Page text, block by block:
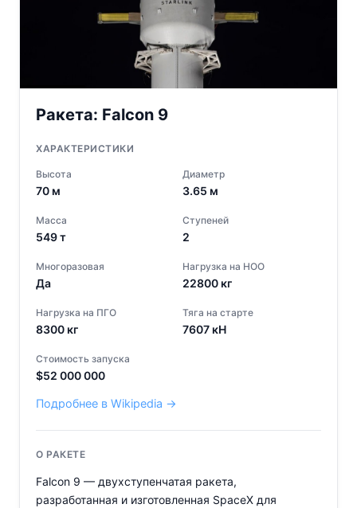
Ракета: Falcon 9
ХАРАКТЕРИСТИКИ
Высота
70 м
Диаметр
3.65 м
Масса
549т
Ступеней
2
Многоразовая
Да
Нагрузка на НОО
22800 кг
Нагрузка на ПГО
8300 кг
Тяга на старте
7607 кН
Стоимость запуска
$52 000 000
Подробнее в Wikipedia →
О РАКЕТЕ
Falcon 9 — двухступенчатая ракета,
разработанная и изготовленная SpaceX для